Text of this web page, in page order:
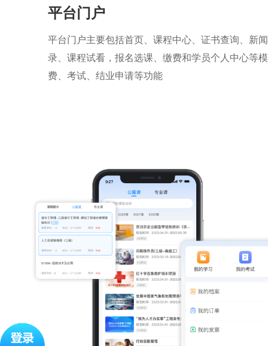
平台门户
平台门户主要包括首页、课程中心、证书查询、新
录、课程试看，报名选课、缴费和学员个人中心等
费、考试、结业申请等功能